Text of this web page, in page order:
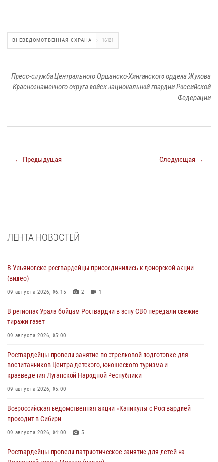
ВНЕВЕДОМСТВЕННАЯ ОХРАНА 16121
Пресс-служба Центрального Оршанско-Хинганского ордена Жукова
Краснознаменного округа войск национальной гвардии Российской
Федерации
← Предыдущая Следующая →
ЛЕНТА НОВОСТЕЙ
В Ульяновске росгвардейцы присоединились к донорской акции
(видео)
09 августа 2026, 06:15 2 1
В регионах Урала бойцам Росгвардии в зону СВО передали свежие
тиражи газет
09 августа 2026, 05:00
Росгвардейцы провели занятие по стрелковой подготовке для
воспитанников Центра детского, юношеского туризма и
краеведения Луганской Народной Республики
09 августа 2026, 05:00
Всероссийская ведомственная акции «Каникулы с Росгвардией
проходит в Сибири
09 августа 2026, 04:00 5
Росгвардейцы провели патриотическое занятие для детей на